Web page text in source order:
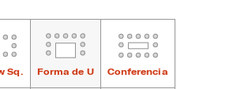
Sq. Forma de U Conferencia